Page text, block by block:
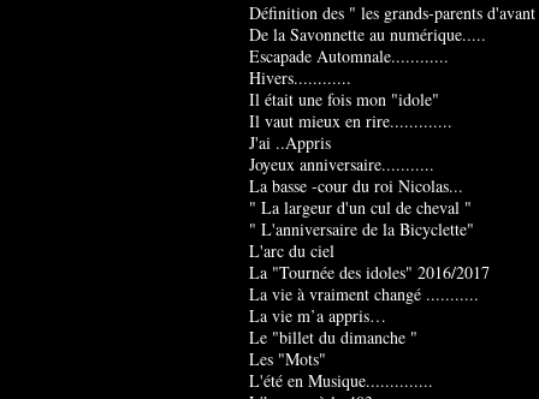
Définition des " les grands-parents
De la Savonnette au numérique.....
Escapade Automnale............
Hivers............
Il était une fois mon "idole"
Il vaut mieux en rire.............
J'ai ..Appris
Joyeux anniversaire...........
La basse -cour du roi Nicolas...
" La largeur d'un cul de cheval "
" L'anniversaire de la Bicyclette"
L'arc du ciel
La "Tournée des idoles" 2016/2017
La vie à vraiment changé ...........
La vie m’a appris…
Le "billet du dimanche "
Les "Mots"
L'été en Musique..............